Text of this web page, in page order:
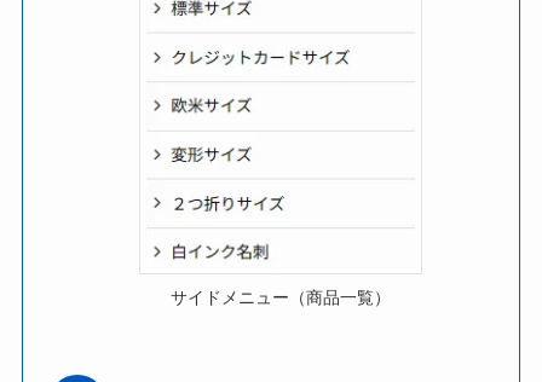
サイドメニュー（商品一覧）